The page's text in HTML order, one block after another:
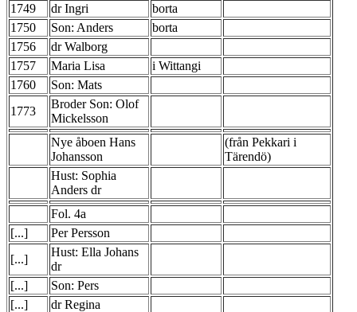
1749
dr Ingri
borta
1750
Son: Anders
borta
1756
dr Walborg
1757
Maria Lisa
i Wittangi
1760
Son: Mats
1773
Broder Son: Olof
Mickelsson
Nye åboen Hans
Johansson
(från Pekkari i
Tärendö)
Hust: Sophia
Anders dr
Fol. 4a
[...]
Per Persson
[...]
Hust: Ella Johans
dr
[...]
Son: Pers
[...]
dr Regina